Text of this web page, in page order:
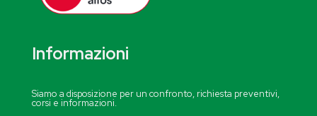
Informazioni
Siamo a disposizione per un confronto, richiesta preventivi,
corsi e informazioni.